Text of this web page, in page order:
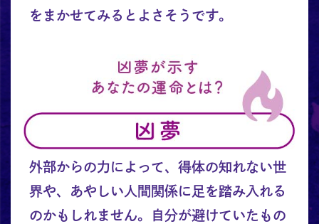
をまかせてみるとよさそうです。
外部からの力によって、得体の知れない世
界や、あやしい人間関係に足を踏み入れる
のかもしれません。自分が避けていたもの